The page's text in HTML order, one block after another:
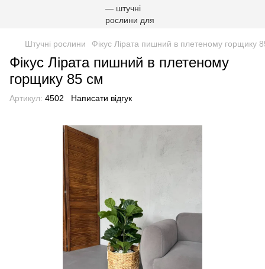
Штучні рослини Фікус Лірата пишний в плетеному горщику
Фікус Лірата пишний в плетеному
горщику 85 см
Артикул: 4502 Написати відгук